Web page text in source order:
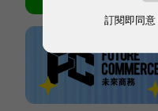
訂閱即同意